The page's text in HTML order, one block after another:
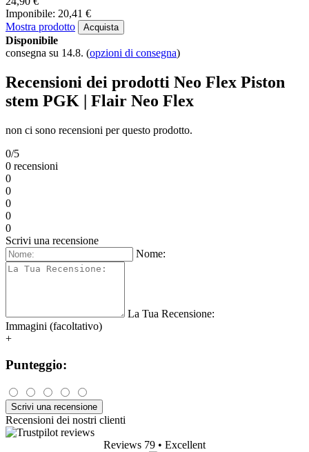
Imponibile: 20,41 €
Mostra prodotto
Acquista
Disponibile
consegna su 14.8. (opzioni di consegna)
Recensioni dei prodotti Neo Flex Piston
stem PGK | Flair Neo Flex
non ci sono recensioni per questo prodotto.
0/5
0 recensioni
0
0
0
0
0
Scrivi una recensione
Nome:
La Tua Recensione:
Immagini (facoltativo)
+
Punteggio:
Scrivi una recensione
Recensioni dei nostri clienti
Reviews 79 • Excellent